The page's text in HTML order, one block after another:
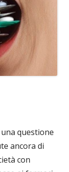
questione
ancora di
con